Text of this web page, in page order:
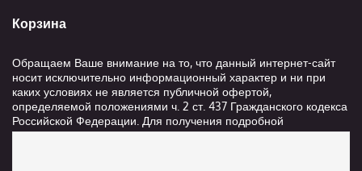
Корзина
Обращаем Ваше внимание на то, что данный интернет-сайт
носит исключительно информационный характер и ни при
каких условиях не является публичной офертой,
определяемой положениями ч. 2 ст. 437 Гражданского кодекса
Российской Федерации. Для получения подробной
информации о стоимости и сроках выполнения услуг,